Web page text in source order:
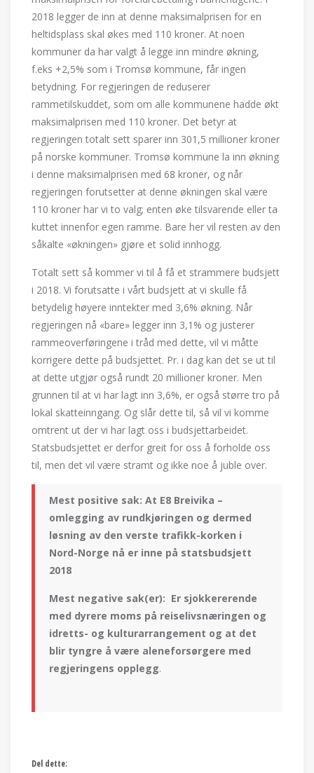
2018 legger de inn at denne maksimalprisen for en
heltidsplass skal økes med 110 kroner. At noen
kommuner da har valgt å legge inn mindre økning,
f.eks +2,5% som i Tromsø kommune, får ingen
betydning. For regjeringen de reduserer
rammetilskuddet, som om alle kommunene hadde økt
maksimalprisen med 110 kroner. Det betyr at
regjeringen totalt sett sparer inn 301,5 millioner kroner
på norske kommuner. Tromsø kommune la inn økning
i denne maksimalprisen med 68 kroner, og når
regjeringen forutsetter at denne økningen skal være
110 kroner har vi to valg; enten øke tilsvarende eller ta
kuttet innenfor egen ramme. Bare her vil resten av den
såkalte «økningen» gjøre et solid innhogg.
Totalt sett så kommer vi til å få et strammere budsjett
i 2018. Vi forutsatte i vårt budsjett at vi skulle få
betydelig høyere inntekter med 3,6% økning. Når
regjeringen nå «bare» legger inn 3,1% og justerer
rammeoverføringene i tråd med dette, vil vi måtte
korrigere dette på budsjettet. Pr. i dag kan det se ut til
at dette utgjør også rundt 20 millioner kroner. Men
grunnen til at vi har lagt inn 3,6%, er også større tro på
lokal skatteinngang. Og slår dette til, så vil vi komme
omtrent ut der vi har lagt oss i budsjettarbeidet.
Statsbudsjettet er derfor greit for oss å forholde oss
til, men det vil være stramt og ikke noe å juble over.
Mest positive sak: At E8 Breivika –
omlegging av rundkjøringen og dermed
løsning av den verste trafikk-korken i
Nord-Norge nå er inne på statsbudsjett
2018
Mest negative sak(er): Er sjokkererende
med dyrere moms på reiselivsnæringen og
idretts- og kulturarrangement og at det
blir tyngre å være aleneforsørgere med
regjeringens opplegg.
Del dette: